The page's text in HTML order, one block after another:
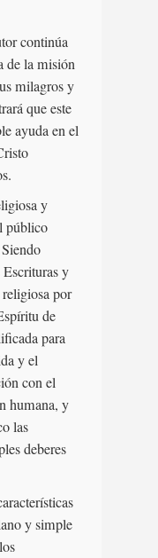
continúa
de la misión
milagros y
que este
ayuda en el
y
público
y
por
de
para
y el
con el
humana, y
las
deberes
y simple